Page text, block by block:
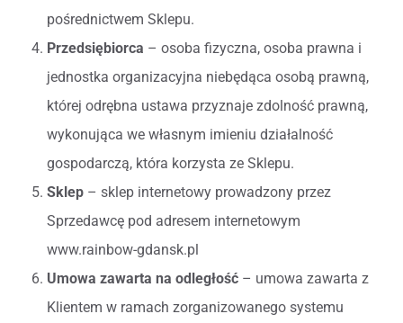
pośrednictwem Sklepu.
Przedsiębiorca – osoba fizyczna, osoba prawna i
jednostka organizacyjna niebędąca osobą prawną,
której odrębna ustawa przyznaje zdolność prawną,
wykonująca we własnym imieniu działalność
gospodarczą, która korzysta ze Sklepu.
Sklep – sklep internetowy prowadzony przez
Sprzedawcę pod adresem internetowym
www.rainbow-gdansk.pl
Umowa zawarta na odległość – umowa zawarta z
Klientem w ramach zorganizowanego systemu